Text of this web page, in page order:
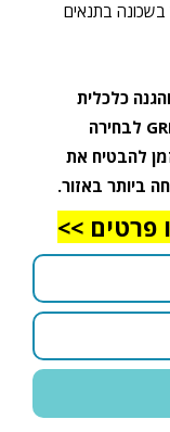
בתנאים
כלכלית
מלאה מפני המדד, הופך את פרויקט GREEN לבחירה
להבטיח את
ביותר באזור.
פרטים >>